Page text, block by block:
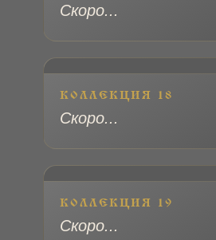
Скоро...
КОЛЛЕКЦИЯ 18
Скоро...
КОЛЛЕКЦИЯ 19
Скоро...